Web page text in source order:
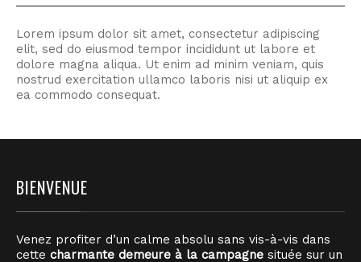
Lorem ipsum dolor sit amet, consectetur adipiscing
elit, sed do eiusmod tempor incididunt ut labore et
dolore magna aliqua. Ut enim ad minim veniam, quis
nostrud exercitation ullamco laboris nisi ut aliquip ex
ea commodo consequat.
BIENVENUE
Venez profiter d’un calme absolu sans vis-à-vis dans
cette charmante demeure à la campagne située sur un